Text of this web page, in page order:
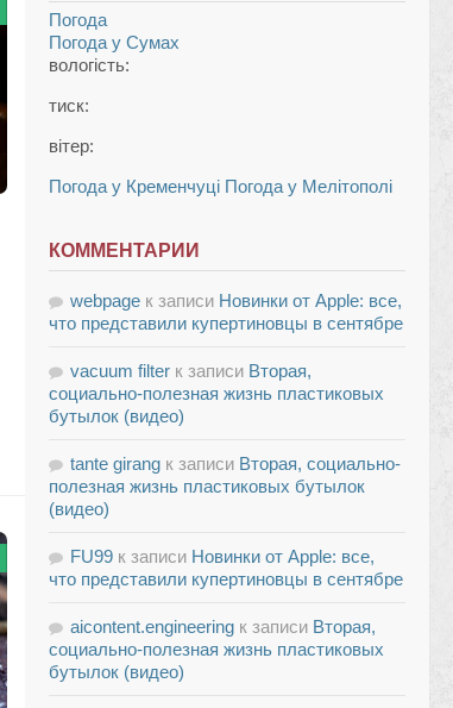
Погода
Погода у Сумах
вологість:
тиск:
вітер:
Погода у Кременчуці Погода у Мелітополі
КОММЕНТАРИИ
webpage к записи Новинки от Apple: все,
что представили купертиновцы в сентябре
vacuum filter к записи Вторая,
социально-полезная жизнь пластиковых
бутылок (видео)
tante girang к записи Вторая, социально-
полезная жизнь пластиковых бутылок
(видео)
FU99 к записи Новинки от Apple: все,
что представили купертиновцы в сентябре
aicontent.engineering к записи Вторая,
социально-полезная жизнь пластиковых
бутылок (видео)